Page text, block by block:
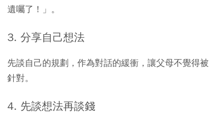
遺囑了！」。
3. 分享自己想法
先談自己的規劃，作為對話的緩衝，讓父母不覺得被
針對。
4. 先談想法再談錢